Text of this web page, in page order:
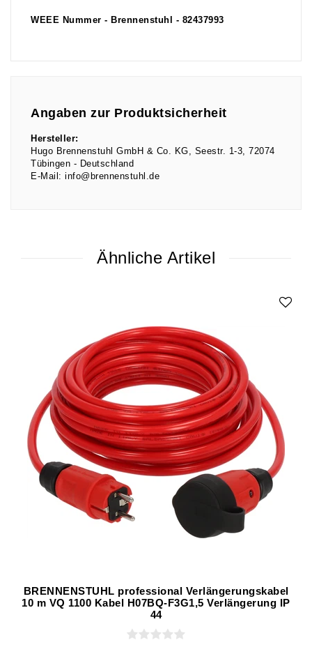
WEEE Nummer - Brennenstuhl - 82437993
Angaben zur Produktsicherheit
Hersteller:
Hugo Brennenstuhl GmbH & Co. KG
Seestr. 1-3
72074
Tübingen
Deutschland
E-Mail: info@brennenstuhl.de
Ähnliche Artikel
BRENNENSTUHL professional Verlängerungskabel
10 m VQ 1100 Kabel H07BQ-F3G1,5 Verlängerung IP
44